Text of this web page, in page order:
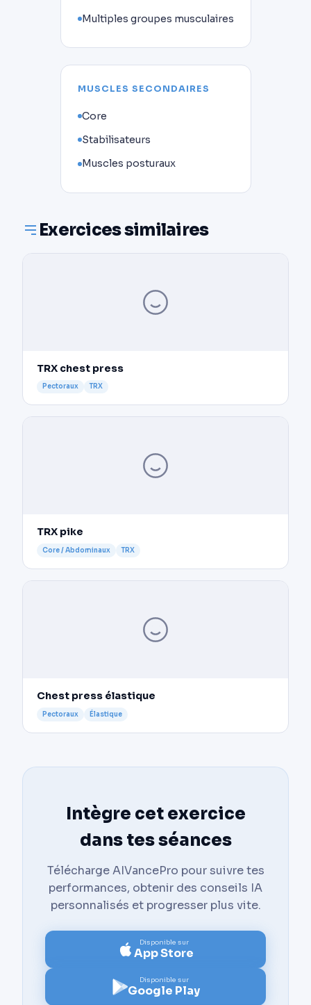
Multiples groupes musculaires
MUSCLES SECONDAIRES
Core
Stabilisateurs
Muscles posturaux
Exercices similaires
TRX chest press
Pectoraux TRX
TRX pike
Core / Abdominaux TRX
Chest press élastique
Pectoraux Élastique
Intègre cet exercice
dans tes séances
Télécharge AIVancePro pour suivre tes
performances, obtenir des conseils IA
personnalisés et progresser plus vite.
Disponible sur
App Store
Disponible sur
Google Play